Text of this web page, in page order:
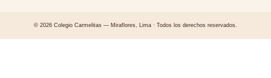
© 2026 Colegio Carmelitas — Miraflores, Lima · Todos los derechos reservados.